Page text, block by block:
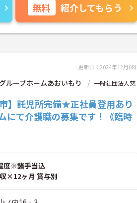
無料 紹介してもらう
更新日：2024年12月08
ループホームあおいもり
一般社団法人慈
市】託児所完備★正社員登用あり
にて介護職の募集です！《臨時
度※諸手当込
×12ヶ月 賞与別